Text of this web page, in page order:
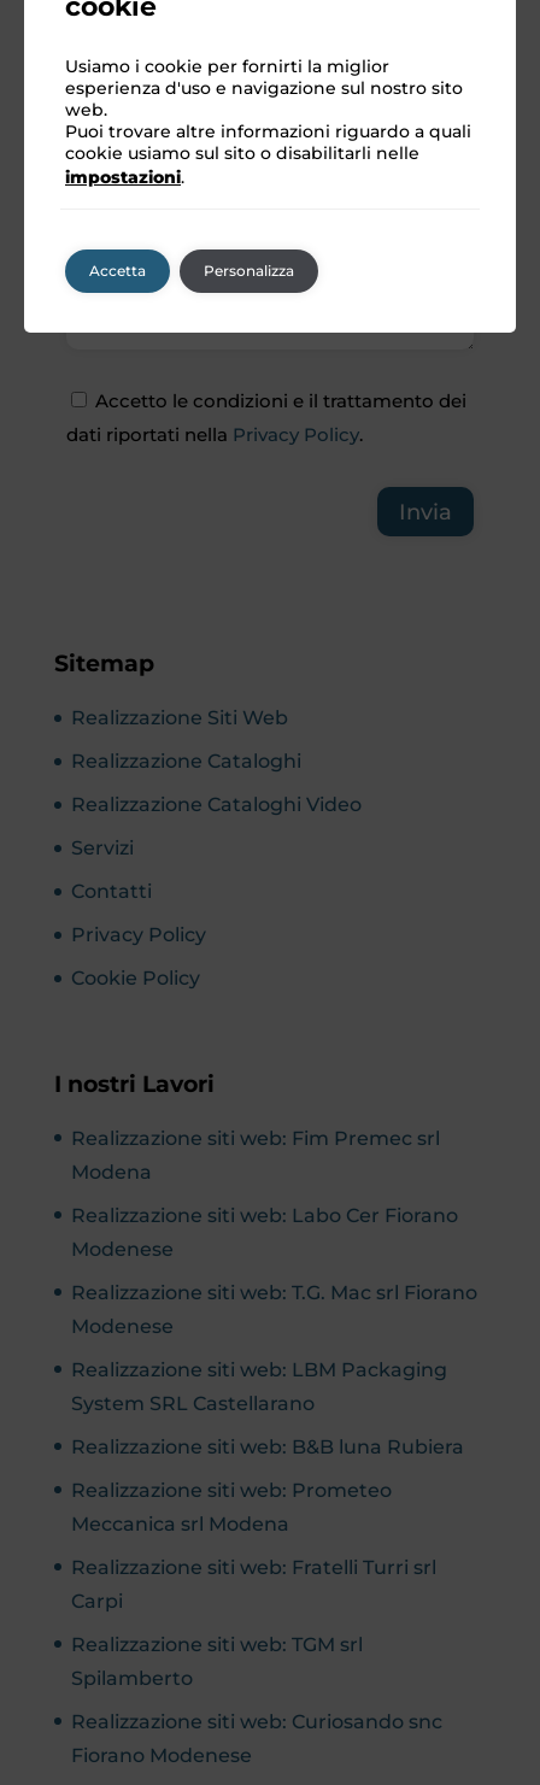
Accetto le condizioni e il trattamento dei
dati riportati nella Privacy Policy.
Invia
Sitemap
Realizzazione Siti Web
Realizzazione Cataloghi
Realizzazione Cataloghi Video
Servizi
Contatti
Privacy Policy
Cookie Policy
I nostri Lavori
Realizzazione siti web: Fim Premec srl
Modena
Realizzazione siti web: Labo Cer Fiorano
Modenese
Realizzazione siti web: T.G. Mac srl Fiorano
Modenese
Realizzazione siti web: LBM Packaging
System SRL Castellarano
Realizzazione siti web: B&B luna Rubiera
Realizzazione siti web: Prometeo
Meccanica srl Modena
Realizzazione siti web: Fratelli Turri srl
Carpi
Realizzazione siti web: TGM srl
Spilamberto
Realizzazione siti web: Curiosando snc
Fiorano Modenese
cookie
Usiamo i cookie per fornirti la miglior
esperienza d'uso e navigazione sul nostro sito
web.
Puoi trovare altre informazioni riguardo a quali
cookie usiamo sul sito o disabilitarli nelle
impostazioni.
Accetta Personalizza